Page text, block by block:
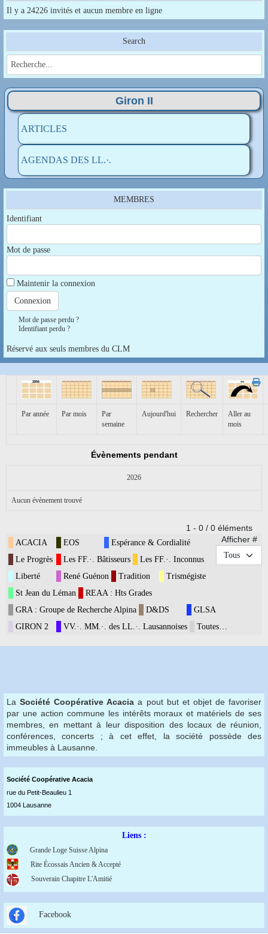
Il y a 24226 invités et aucun membre en ligne
Search
Giron II
ARTICLES
AGENDAS DES LL.·.
MEMBRES
Identifiant
Mot de passe
Maintenir la connexion
Mot de passe perdu ?
Identifiant perdu ?
Réservé aux seuls membres du CLM
Par année Par mois
Par
semaine
Aujourd'hui Rechercher
Aller au
mois
Évènements pendant
2026
Aucun évènement trouvé
Limite de la pagination1 - 0 / 0 éléments
Afficher #
ACACIA EOS
Espérance & Cordialité
Le Progrès
Les FF.·. Bâtisseurs
Les FF.·. Inconnus
Liberté
René Guénon Tradition
Trismégiste
St Jean du Léman
REAA : Hts Grades
GRA : Groupe de Recherche Alpina
D&DS
GLSA
GIRON 2
VV.·. MM.·. des LL.·. Lausannoises Toutes…
LaSociété Coopérative Acacia a pout but et objet de favoriser
par une action commune les intérêts moraux et matériels de ses
membres, en mettant à leur disposition des locaux de réunion,
conférences, concerts ; à cet effet, la société possède des
immeubles à Lausanne.
Société Coopérative Acacia
rue du Petit-Beaulieu 1
1004 Lausanne
Liens :
Grande Loge Suisse Alpina
Rite Écossais Ancien & Accepté
Souverain Chapitre L'Amitié
Facebook